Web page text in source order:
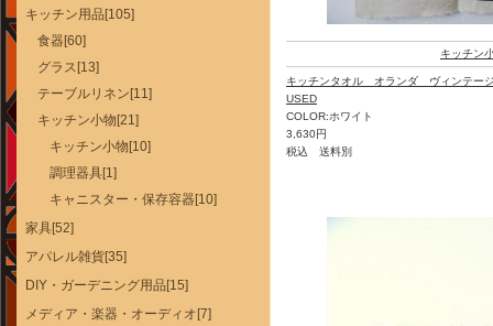
キッチン
キッチンタオル オランダ ヴィンテー
USED
COLOR:ホワイト
3,630円
税込 送料別
キッチン用品[105]
食器[60]
グラス[13]
テーブルリネン[11]
キッチン小物[21]
キッチン小物[10]
調理器具[1]
キャニスター・保存容器[10]
家具[52]
アパレル雑貨[35]
DIY・ガーデニング用品[15]
メディア・楽器・オーディオ[7]